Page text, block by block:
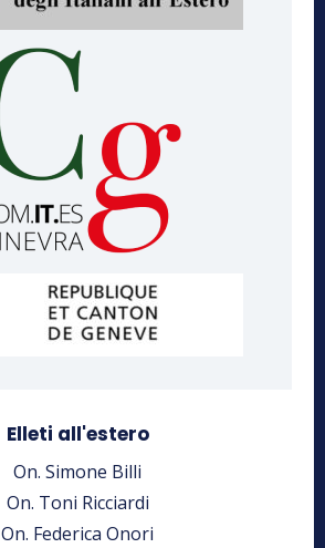
Elleti all'estero
On. Simone Billi
On. Toni Ricciardi
On. Federica Onori